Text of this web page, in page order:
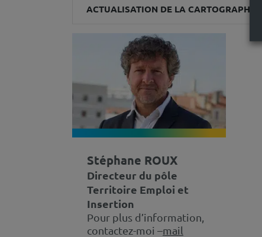
ACTUALISATION DE LA CARTOGRAPHIE
Stéphane ROUX
Directeur du pôle
Territoire Emploi et
Insertion
Pour plus d’information,
contactez-moi –mail